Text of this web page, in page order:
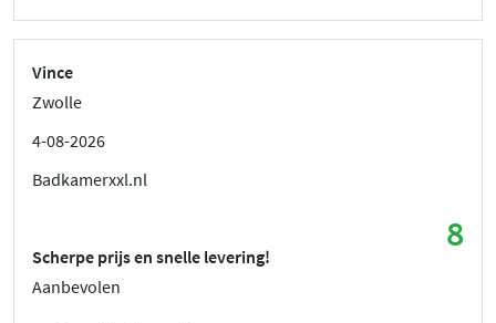
Vince
Zwolle
4-08-2026
Badkamerxxl.nl
8
Scherpe prijs en snelle levering!
Aanbevolen